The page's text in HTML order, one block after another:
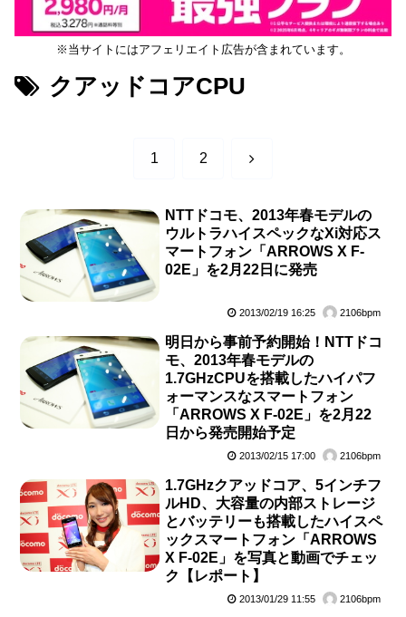
※当サイトにはアフェリエイト広告が含まれています。
クアッドコアCPU
1 2 次
NTTドコモ、2013年春モデルの
ウルトラハイスペックなXi対応ス
マートフォン「ARROWS X F-
02E」を2月22日に発売
2013/02/19 16:25 2106bpm
明日から事前予約開始！NTTドコ
モ、2013年春モデルの
1.7GHzCPUを搭載したハイパフ
ォーマンスなスマートフォン
「ARROWS X F-02E」を2月22
日から発売開始予定
2013/02/15 17:00 2106bpm
1.7GHzクアッドコア、5インチフ
ルHD、大容量の内部ストレージ
とバッテリーも搭載したハイスペ
ックスマートフォン「ARROWS
X F-02E」を写真と動画でチェッ
ク【レポート】
2013/01/29 11:55 2106bpm